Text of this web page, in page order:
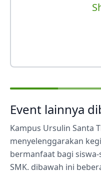
Event lainnya
Kampus Ursulin Santa
menyelenggarakan
bermanfaat bagi siswa-
SMK. dibawah ini